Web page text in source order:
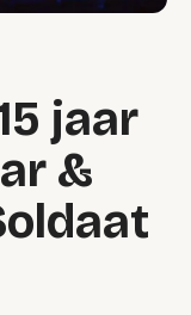
jaar
&